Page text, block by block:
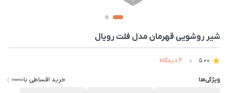
شیر روشویی قهرمان مدل فلت رویال
5.00 2 دیدگاه
ویژگی‌ها خرید اقساطی با